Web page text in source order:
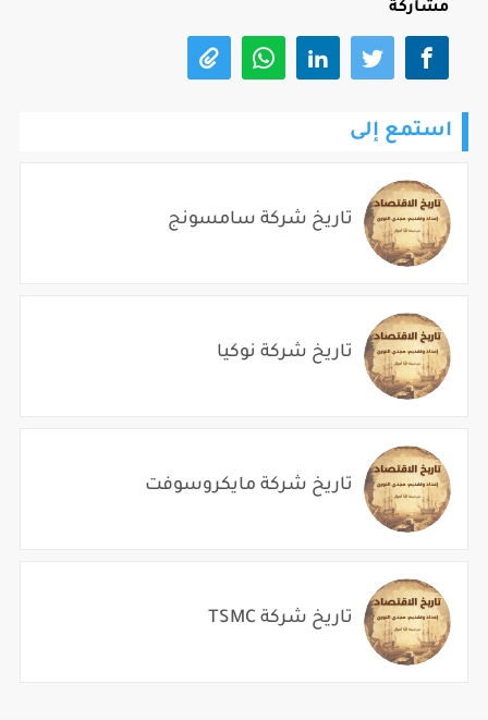
مشاركة
استمع إلى
تاريخ شركة سامسونج
تاريخ شركة نوكيا
تاريخ شركة مايكروسوفت
تاريخ شركة TSMC